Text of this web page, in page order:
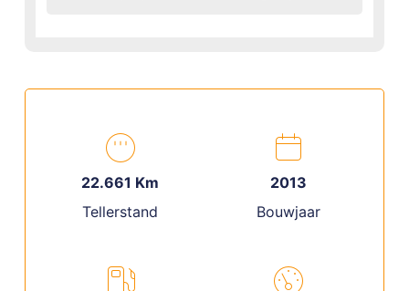
22.661 Km
Tellerstand
2013
Bouwjaar